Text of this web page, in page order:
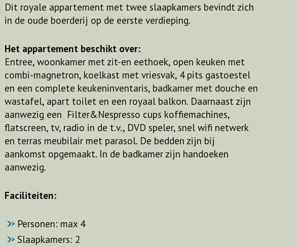
Dit royale appartement met twee slaapkamers bevindt zich
in de oude boerderij op de eerste verdieping.
Het appartement beschikt over:
Entree, woonkamer met zit-en eethoek, open keuken met
combi-magnetron, koelkast met vriesvak, 4 pits gastoestel
en een complete keukeninventaris, badkamer met douche en
wastafel, apart toilet en een royaal balkon. Daarnaast zijn
aanwezig een Filter&Nespresso cups koffiemachines,
flatscreen, tv, radio in de t.v., DVD speler, snel wifi netwerk
en terras meubilair met parasol. De bedden zijn bij
aankomst opgemaakt. In de badkamer zijn handoeken
aanwezig.
Faciliteiten:
Personen: max 4
Slaapkamers: 2